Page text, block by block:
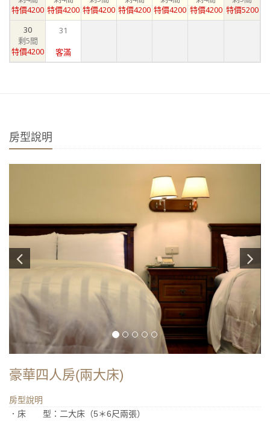
特價4200 特價4200 特價4200 特價4200 特價4200 特價4200 特價5200
30
剩5間
特價4200
31
客滿
房型說明
豪華四人房(兩大床)
房型說明
．床 型：二大床（5＊6尺兩張）